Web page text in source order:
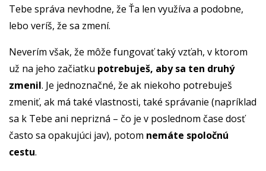
Tebe správa nevhodne, že Ťa len využíva a podobne,
lebo veríš, že sa zmení.
Neverím však, že môže fungovať taký vzťah, v ktorom
už na jeho začiatku potrebuješ, aby sa ten druhý
zmenil. Je jednoznačné, že ak niekoho potrebuješ
zmeniť, ak má také vlastnosti, také správanie (napríklad
sa k Tebe ani neprizná – čo je v poslednom čase dosť
často sa opakujúci jav), potom nemáte spoločnú
cestu.